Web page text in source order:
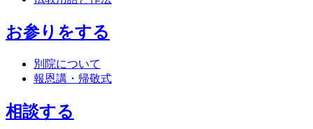
お参りをする
別院について
報恩講・帰敬式
相談する